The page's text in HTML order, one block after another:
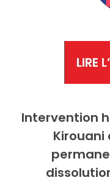
LIRE
Intervention
Kirouani